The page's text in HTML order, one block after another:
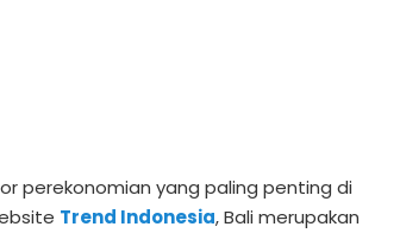
perekonomian yang paling penting di
Trend Indonesia, Bali merupakan